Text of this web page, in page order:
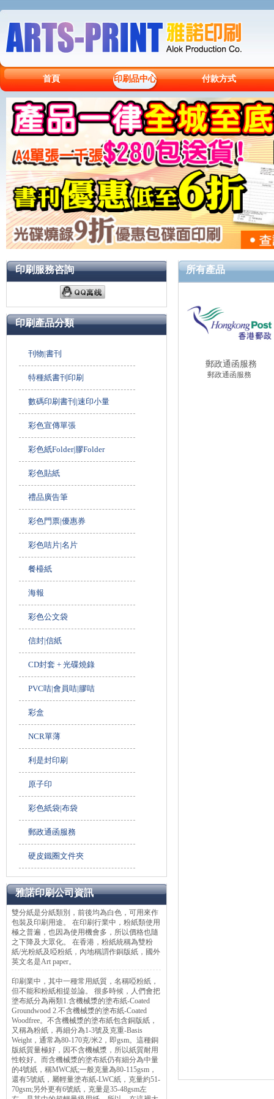
首頁 印刷品中心 付款方式
刊物|書刊
特種紙書刊印刷
數碼印刷書刊|速印小量
彩色宣傳單張
彩色紙Folder|膠Folder
彩色貼紙
禮品廣告筆
彩色門票|優惠券
彩色咭片|名片
餐檯紙
海報
彩色公文袋
信封|信紙
CD封套 + 光碟燒錄
PVC咭|會員咭|膠咭
彩盒
NCR單薄
利是封印刷
原子印
彩色紙袋|布袋
郵政通函服務
硬皮鐵圈文件夾
印刷產品分類
印刷服務咨詢
雅諾印刷公司資訊
雙分紙是分紙類別，前後均為白色，可用來作
包裝及印刷用途。 在印刷行業中，粉紙類使用
極之普遍，也因為使用機會多，所以價格也隨
之下降及大眾化。 在香港，粉紙統稱為雙粉
紙/光粉紙及啞粉紙，內地稱謂作銅版紙，國外
英文名是Art paper。
印刷業中，其中一種常用紙質，名稱啞粉紙，
但不能和粉紙相提並論。 很多時候，人們會把
塗布紙分為兩類1.含機械漿的塗布紙-Coated
Groundwood 2.不含機械漿的塗布紙-Coated
Woodfree。不含機械漿的塗布紙包含銅版紙，
又稱為粉紙，再細分為1-3號及克重-Basis
Weight，通常為80-170克/米2，即gsm。這種銅
版紙質量極好，因不含機械漿，所以紙質耐用
性較好。而含機械漿的塗布紙仍有細分為中量
的4號紙，稱MWC紙;一般克量為80-115gsm，
還有5號紙，屬輕量塗布紙-LWC紙，克量約51-
70gsm;另外更有6號紙，克量是35-48gsm左
所有產品
郵政通函服務
郵政通函服務